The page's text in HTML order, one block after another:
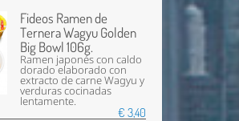
Fideos Ramen de
Ternera Wagyu Golden
Big Bowl 106g.
Ramen japonés con caldo
dorado elaborado con
extracto de carne Wagyu y
verduras cocinadas
lentamente.
€ 3,40